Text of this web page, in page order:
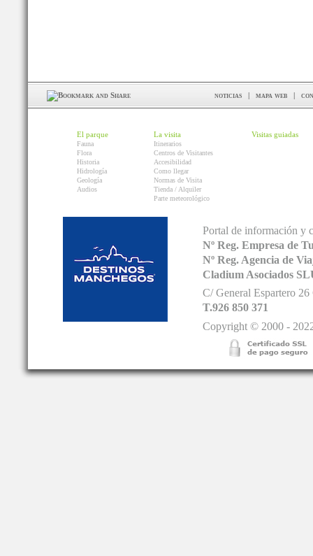
noticias mapa web
El parque
Fauna
Flora
Historia
Hidrología
Geología
Audios
La visita
Itinerarios
Centros de Visitantes
Accesibilidad
Como llegar
Normas de Visita
Tienda / Alquiler
Parte meteorológico
Visitas guiadas
Portal de información y
Nº Reg. Empresa de
Nº Reg. Agencia de
Cladium Asociados
C/ General Espartero
T.926 850 371
Copyright © 2000 -